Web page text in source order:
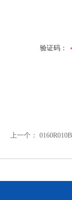
验证码：
上一个：